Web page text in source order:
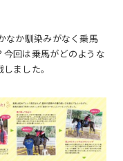
なか馴染みがなく乗馬
回は乗馬がどのような
ました。
ングス